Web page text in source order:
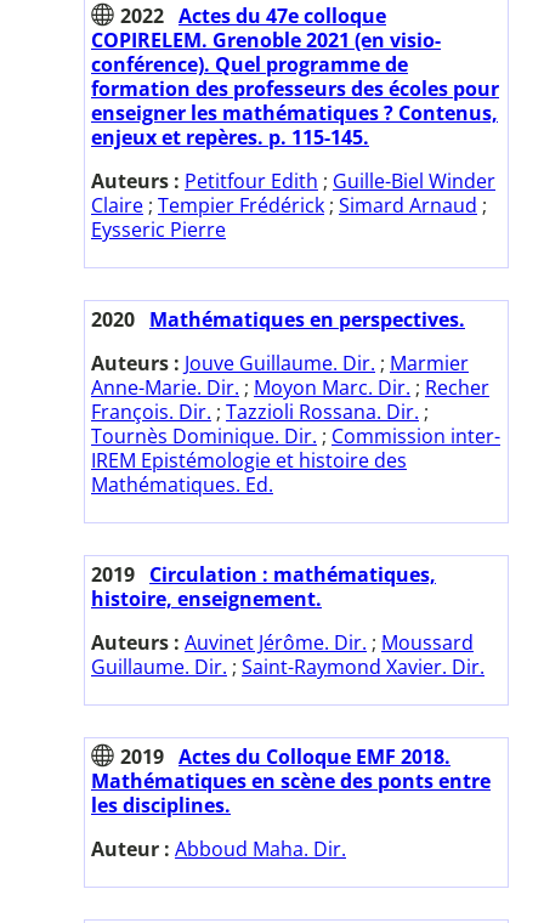
2022 Actes du 47e colloque
COPIRELEM. Grenoble 2021 (en visio-
conférence). Quel programme de
formation des professeurs des écoles pour
enseigner les mathématiques ? Contenus,
enjeux et repères. p. 115-145.
Auteurs : Petitfour Edith ; Guille-Biel Winder
Claire ; Tempier Frédérick ; Simard Arnaud ;
Eysseric Pierre
2020 Mathématiques en perspectives.
Auteurs : Jouve Guillaume. Dir. ; Marmier
Anne-Marie. Dir. ; Moyon Marc. Dir. ; Recher
François. Dir. ; Tazzioli Rossana. Dir. ;
Tournès Dominique. Dir. ; Commission inter-
IREM Epistémologie et histoire des
Mathématiques. Ed.
2019 Circulation : mathématiques,
histoire, enseignement.
Auteurs : Auvinet Jérôme. Dir. ; Moussard
Guillaume. Dir. ; Saint-Raymond Xavier. Dir.
2019 Actes du Colloque EMF 2018.
Mathématiques en scène des ponts entre
les disciplines.
Auteur : Abboud Maha. Dir.